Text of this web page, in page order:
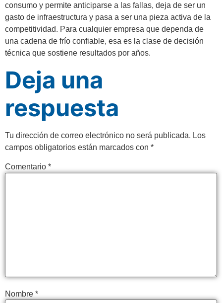
consumo y permite anticiparse a las fallas, deja de ser un
gasto de infraestructura y pasa a ser una pieza activa de la
competitividad. Para cualquier empresa que dependa de
una cadena de frío confiable, esa es la clase de decisión
técnica que sostiene resultados por años.
Deja una
respuesta
Tu dirección de correo electrónico no será publicada. Los
campos obligatorios están marcados con *
Comentario *
Nombre *